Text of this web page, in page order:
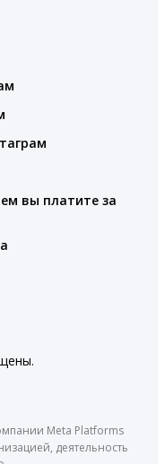
вы платите за
Meta Platforms
деятельность